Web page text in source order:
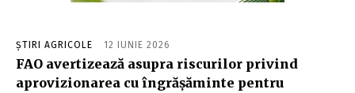
ȘTIRI AGRICOLE 12 IUNIE 2026
FAO avertizează asupra riscurilor privind
aprovizionarea cu îngrășăminte pentru